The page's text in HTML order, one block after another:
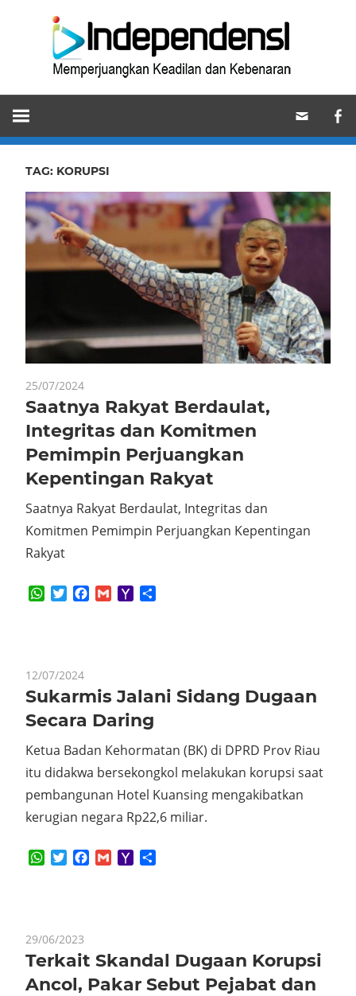
Memperjuangkan
Keadilan
dan
Kebenaran
TAG: KORUPSI
25/07/2024
Saatnya Rakyat Berdaulat,
Integritas dan Komitmen
Pemimpin Perjuangkan
Kepentingan Rakyat
Saatnya Rakyat Berdaulat, Integritas dan
Komitmen Pemimpin Perjuangkan Kepentingan
Rakyat
WhatsApp
TwitterFacebook
GmailYahoo
12/07/2024
Sukarmis Jalani Sidang Dugaan
Secara Daring
Ketua Badan Kehormatan (BK) di DPRD Prov Riau
itu didakwa bersekongkol melakukan korupsi saat
pembangunan Hotel Kuansing mengakibatkan
kerugian negara Rp22,6 miliar.
WhatsApp
TwitterFacebook
GmailYahoo
29/06/2023
Terkait Skandal Dugaan Korupsi
Ancol, Pakar Sebut Pejabat dan